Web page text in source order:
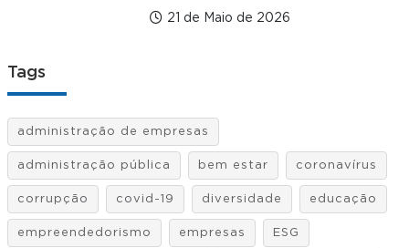
21 de Maio de 2026
Tags
administração de empresas
administração pública bem estar coronavírus
corrupção covid-19 diversidade educação
empreendedorismo empresas ESG